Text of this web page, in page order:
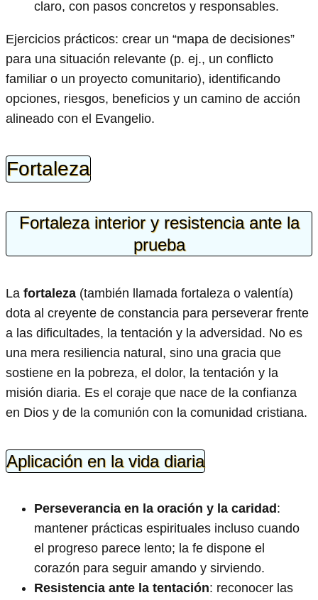
claro, con pasos concretos y responsables.
Ejercicios prácticos: crear un “mapa de decisiones”
para una situación relevante (p. ej., un conflicto
familiar o un proyecto comunitario), identificando
opciones, riesgos, beneficios y un camino de acción
alineado con el Evangelio.
Fortaleza
Fortaleza interior y resistencia ante la
prueba
La fortaleza (también llamada fortaleza o valentía)
dota al creyente de constancia para perseverar frente
a las dificultades, la tentación y la adversidad. No es
una mera resiliencia natural, sino una gracia que
sostiene en la pobreza, el dolor, la tentación y la
misión diaria. Es el coraje que nace de la confianza
en Dios y de la comunión con la comunidad cristiana.
Aplicación en la vida diaria
Perseverancia en la oración y la caridad :
mantener prácticas espirituales incluso cuando
el progreso parece lento; la fe dispone el
corazón para seguir amando y sirviendo.
Resistencia ante la tentación: reconocer las